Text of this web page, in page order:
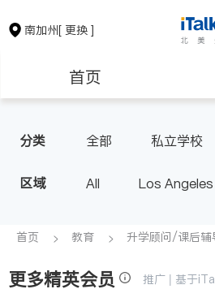
南加州[ 更换 ]
首页
保险理财
银行贷款
建筑装修
分类 全部
私立学校
升学顾问/课后辅导
区域 All
Los Angeles
Alhambra & San
Diamond Bar & Covina
首页 教育 升学顾问/课后辅
更多精英会员 推广 | 基于